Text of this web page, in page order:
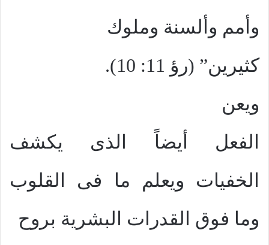
وأمم وألسنة وملوك
كثيرين” (رؤ 11: 10
).
ويعن
الفعل أيضاً الذى يكشف
الخفيات ويعلم ما فى القلوب
وما فوق القدرات البشرية بروح